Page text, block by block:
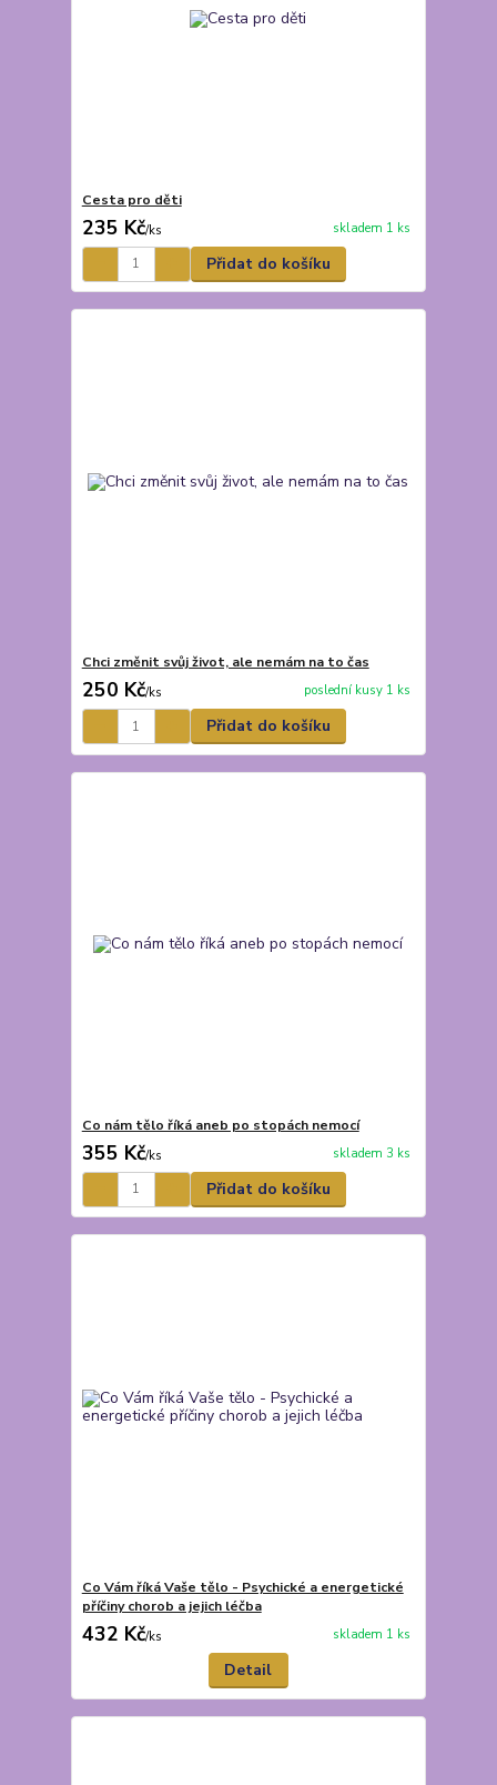
Cesta pro děti
235 Kč/ks skladem 1 ks
Přidat do košíku
Chci změnit svůj život, ale nemám na to čas
250 Kč/ks poslední kusy 1 ks
Přidat do košíku
Co nám tělo říká aneb po stopách nemocí
355 Kč/ks skladem 3 ks
Přidat do košíku
Co Vám říká Vaše tělo - Psychické a energetické
příčiny chorob a jejich léčba
432 Kč/ks skladem 1 ks
Detail